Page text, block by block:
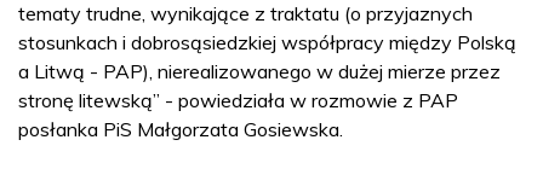
tematy trudne, wynikające z traktatu (o przyjaznych
stosunkach i dobrosąsiedzkiej współpracy między Polską
a Litwą - PAP), nierealizowanego w dużej mierze przez
stronę litewską” - powiedziała w rozmowie z PAP
posłanka PiS Małgorzata Gosiewska.